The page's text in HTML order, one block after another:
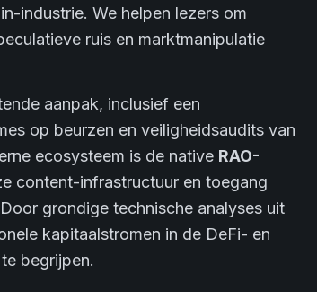
industrie. We helpen lezers om
ruis en marktmanipulatie
aanpak, inclusief een
op beurzen en veiligheidsaudits van
ecosysteem is de native RAO-
content-infrastructuur en toegang
grondige technische analyses uit
kapitaalstromen in de DeFi- en
begrijpen.